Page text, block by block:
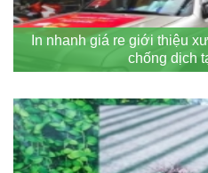
In nhanh giá re giới thiệu
chống dịch